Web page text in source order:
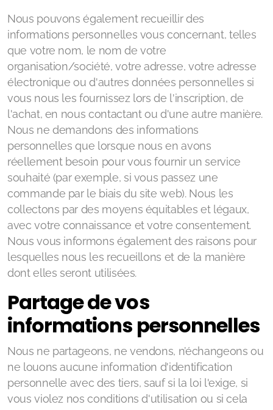
Nous pouvons également recueillir des
informations personnelles vous concernant, telles
que votre nom, le nom de votre
organisation/société, votre adresse, votre adresse
électronique ou d'autres données personnelles si
vous nous les fournissez lors de l'inscription, de
l'achat, en nous contactant ou d'une autre manière.
Nous ne demandons des informations
personnelles que lorsque nous en avons
réellement besoin pour vous fournir un service
souhaité (par exemple, si vous passez une
commande par le biais du site web). Nous les
collectons par des moyens équitables et légaux,
avec votre connaissance et votre consentement.
Nous vous informons également des raisons pour
lesquelles nous les recueillons et de la manière
dont elles seront utilisées.
Partage de vos
informations personnelles
Nous ne partageons, ne vendons, n’échangeons ou
ne louons aucune information d'identification
personnelle avec des tiers, sauf si la loi l'exige, si
vous violez nos conditions d'utilisation ou si cela